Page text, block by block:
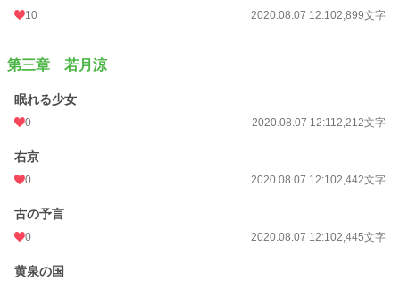
10 2020.08.07 12:102,899文字
第三章 若月涼
眠れる少女
0 2020.08.07 12:112,212文字
右京
0 2020.08.07 12:102,442文字
古の予言
0 2020.08.07 12:102,445文字
黄泉の国